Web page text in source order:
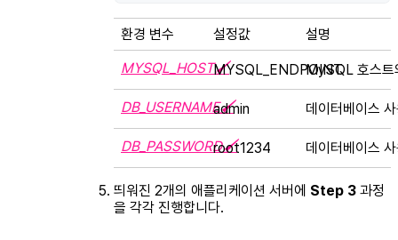
환경 변수 설정값
설명
MYSQL_HOST🖌MYSQL_ENDPOINTMySQL 호스트
DB_USERNAME🖌
admin 데이터베이스
DB_PASSWORD🖌root1234 데이터베이스
띄워진 2개의 애플리케이션 서버에 Step 3 과정
을 각각 진행합니다.